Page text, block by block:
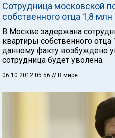
Сотрудница московской
собственного отца 1,8 млн
В Москве задержана
квартиры собственного
данному факту возбуждено
сотрудница будет уволена.
06.10.2012 05:56 // В мире